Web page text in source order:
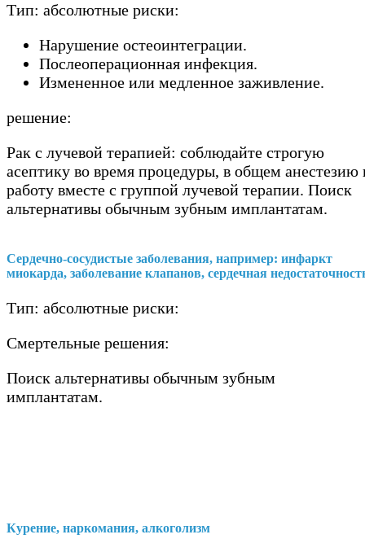
Тип: абсолютные риски:
Нарушение остеоинтеграции.
Послеоперационная инфекция.
Измененное или медленное заживление.
решение:
Рак с лучевой терапией: соблюдайте строгую
асептику во время процедуры, в общем анестезию
работу вместе с группой лучевой терапии. Поиск
альтернативы обычным зубным имплантатам.
Сердечно-сосудистые заболевания, например: инфаркт
миокарда, заболевание клапанов, сердечная
Тип: абсолютные риски:
Смертельные решения:
Поиск альтернативы обычным зубным
имплантатам.
Курение, наркомания, алкоголизм